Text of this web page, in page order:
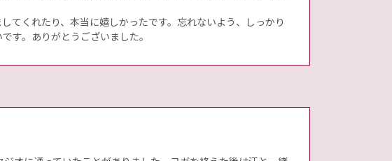
てくれたり、本当に嬉しかったです。忘れないよう、しっかり
す。ありがとうございました。